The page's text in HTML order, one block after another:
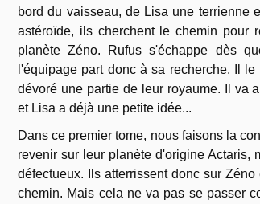
bord du vaisseau, de Lisa une terrienne
astéroïde, ils cherchent le chemin pour
planète Zéno. Rufus s'échappe dès
l'équipage part donc à sa recherche. Il
dévoré une partie de leur royaume. Il va
et Lisa a déjà une petite idée...
Dans ce premier tome, nous faisons la
revenir sur leur planète d'origine Actaris,
défectueux. Ils atterrissent donc sur
chemin. Mais cela ne va pas se passer